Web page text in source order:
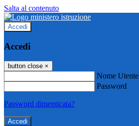
Salta al contenuto
Accedi
Accedi
button close ×
Nome Utente
Password
Password dimenticata?